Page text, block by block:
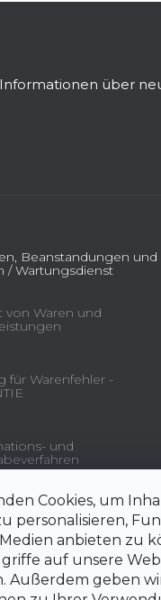
Cookies, um
personalisieren,
anbieten zu
auf unsere
Außerdem geben
über
Beanstandungen und
/ Wartungsdienst
von Waren und
für Warenfehler -
und
und
über die
auf